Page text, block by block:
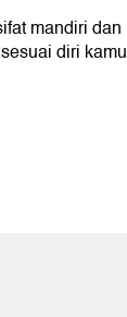
mandiri dan
diri kamu